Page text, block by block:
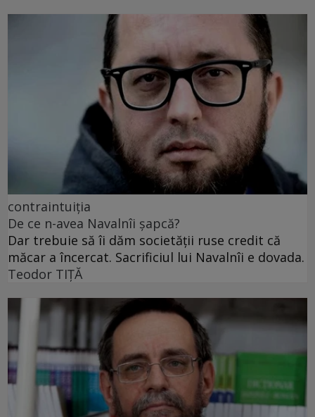
contraintuiția
De ce n-avea Navalnîi șapcă?
Dar trebuie să îi dăm societății ruse credit că
măcar a încercat. Sacrificiul lui Navalnîi e dovada.
Teodor TIŢĂ